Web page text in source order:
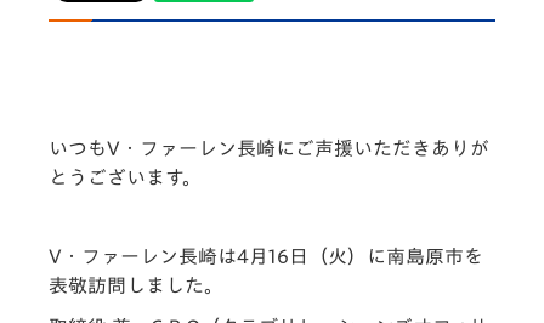
いつもV・ファーレン長崎にご声援いただきありが
とうございます。
V・ファーレン長崎は4月16日（火）に南島原市を
表敬訪問しました。